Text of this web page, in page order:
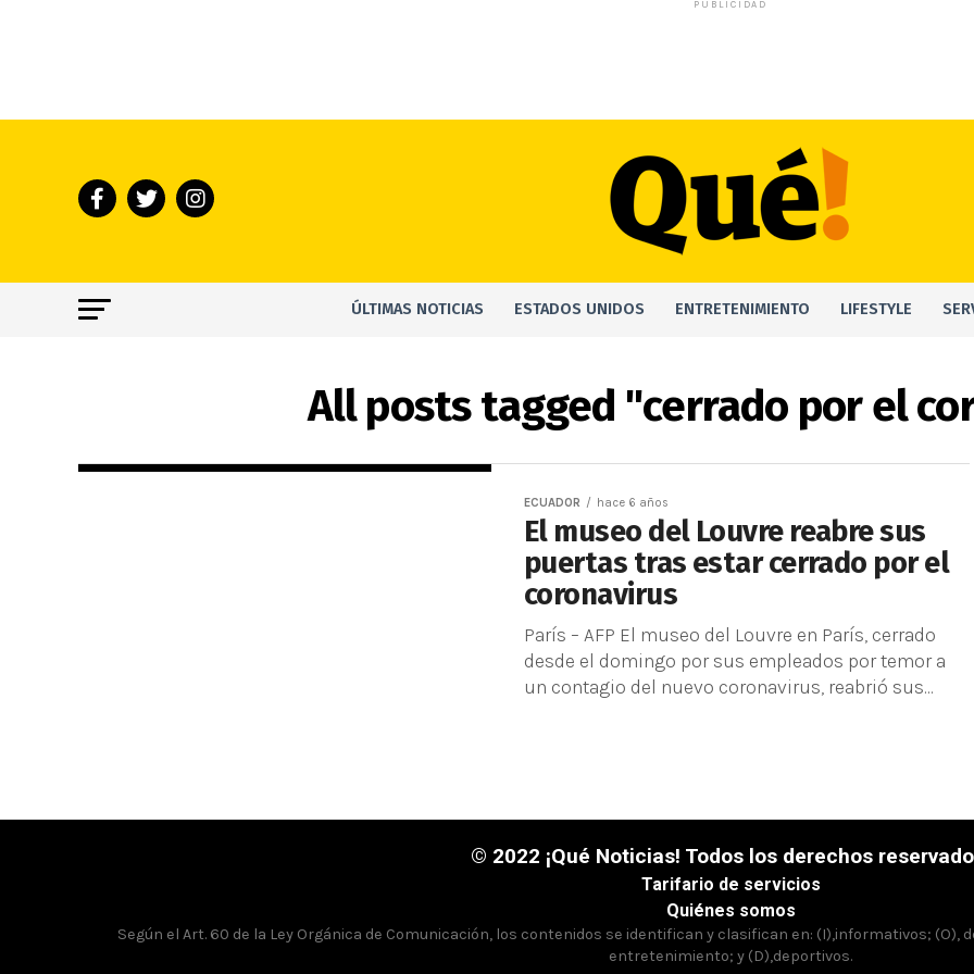
PUBLICIDAD
ÚLTIMAS NOTICIAS ESTADOS UNIDOS ENTRETENIMIENTO LIFESTYLE
All posts tagged "cerrado por el
ECUADOR hace 6 años
El museo del Louvre reabre sus
puertas tras estar cerrado por el
coronavirus
París – AFP El museo del Louvre en París, cerrado
desde el domingo por sus empleados por temor a
un contagio del nuevo coronavirus, reabrió sus...
© 2022 ¡Qué Noticias! Todos los derechos
Tarifario de servicios
Quiénes somos
Según el Art. 60 de la Ley Orgánica de Comunicación, los contenidos se identifican y clasifican en: (I),informativos;
entretenimiento; y (D),deportivos.